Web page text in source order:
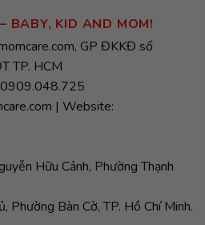
BABY, KID AND MOM!
GP ĐKKĐ số
TP. HCM
| Website:
Hữu Cảnh, Phường Thạnh
Bàn Cờ, TP. Hồ Chí Minh.